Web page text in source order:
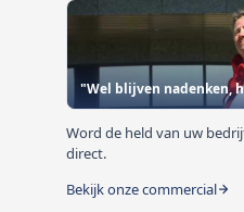
"Wel blijven nadenken,
Word de held van uw
direct.
Bekijk onze commercial